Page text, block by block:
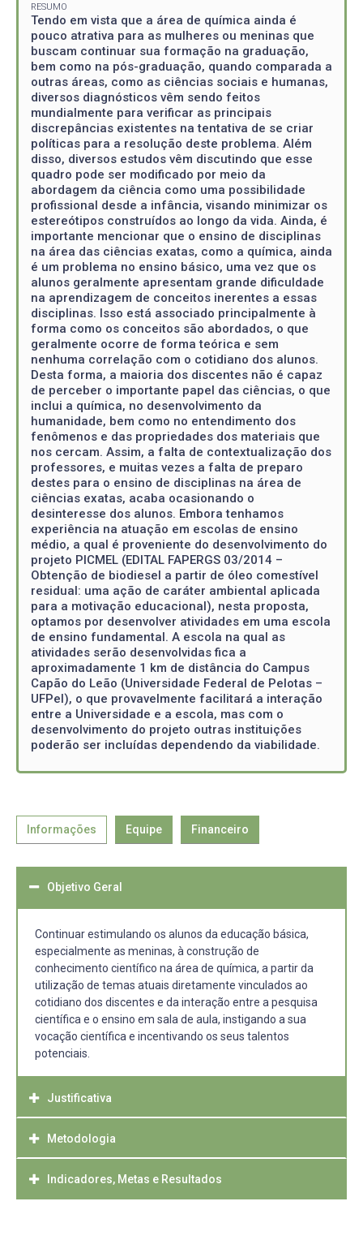
RESUMO
Tendo em vista que a área de química ainda é
pouco atrativa para as mulheres ou meninas que
buscam continuar sua formação na graduação,
bem como na pós-graduação, quando comparada a
outras áreas, como as ciências sociais e humanas,
diversos diagnósticos vêm sendo feitos
mundialmente para verificar as principais
discrepâncias existentes na tentativa de se criar
políticas para a resolução deste problema. Além
disso, diversos estudos vêm discutindo que esse
quadro pode ser modificado por meio da
abordagem da ciência como uma possibilidade
profissional desde a infância, visando minimizar os
estereótipos construídos ao longo da vida. Ainda, é
importante mencionar que o ensino de disciplinas
na área das ciências exatas, como a química, ainda
é um problema no ensino básico, uma vez que os
alunos geralmente apresentam grande dificuldade
na aprendizagem de conceitos inerentes a essas
disciplinas. Isso está associado principalmente à
forma como os conceitos são abordados, o que
geralmente ocorre de forma teórica e sem
nenhuma correlação com o cotidiano dos alunos.
Desta forma, a maioria dos discentes não é capaz
de perceber o importante papel das ciências, o que
inclui a química, no desenvolvimento da
humanidade, bem como no entendimento dos
fenômenos e das propriedades dos materiais que
nos cercam. Assim, a falta de contextualização dos
professores, e muitas vezes a falta de preparo
destes para o ensino de disciplinas na área de
ciências exatas, acaba ocasionando o
desinteresse dos alunos. Embora tenhamos
experiência na atuação em escolas de ensino
médio, a qual é proveniente do desenvolvimento do
projeto PICMEL (EDITAL FAPERGS 03/2014 –
Obtenção de biodiesel a partir de óleo comestível
residual: uma ação de caráter ambiental aplicada
para a motivação educacional), nesta proposta,
optamos por desenvolver atividades em uma escola
de ensino fundamental. A escola na qual as
atividades serão desenvolvidas fica a
aproximadamente 1 km de distância do Campus
Capão do Leão (Universidade Federal de Pelotas –
UFPel), o que provavelmente facilitará a interação
entre a Universidade e a escola, mas com o
desenvolvimento do projeto outras instituições
poderão ser incluídas dependendo da viabilidade.
Informações Equipe Financeiro
Objetivo Geral
Continuar estimulando os alunos da educação básica,
especialmente as meninas, à construção de
conhecimento científico na área de química, a partir da
utilização de temas atuais diretamente vinculados ao
cotidiano dos discentes e da interação entre a pesquisa
científica e o ensino em sala de aula, instigando a sua
vocação científica e incentivando os seus talentos
potenciais.
Justificativa
Segundo o relatório IV Pesquisa do Perfil Socioeconômico
e Cultural dos Estudantes de Graduação, da Associação
Nacional dos Dirigentes das Instituições Federais de
Metodologia
Inicialmente, a proposta de trabalho visa promover a
integração de três alunas e de um professor do ensino
Indicadores, Metas e Resultados